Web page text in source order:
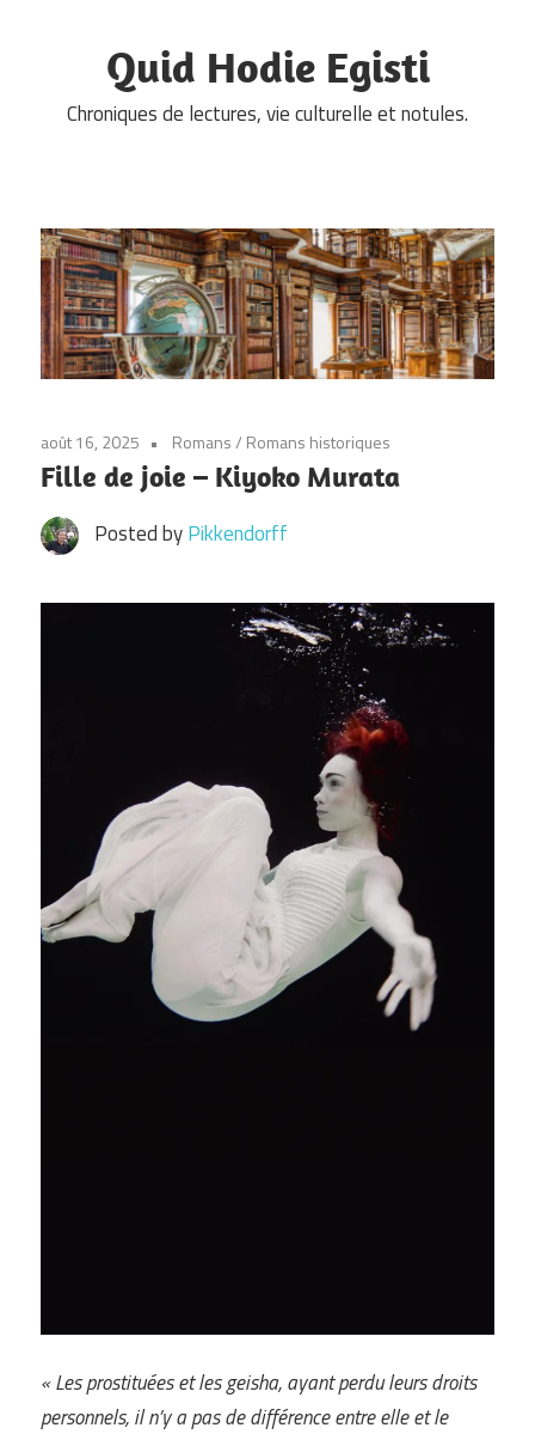
Quid Hodie Egisti
Chroniques de lectures, vie culturelle et notules.
août 16, 2025 Romans/ Romans historiques
Fille de joie – Kiyoko Murata
Posted byPikkendorff
« Les prostituées et les geisha, ayant perdu leurs droits
personnels, il n’y a pas de différence entre elle et le